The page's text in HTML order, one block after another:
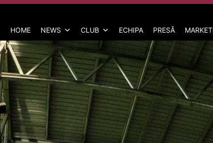
HOME NEWS CLUB ECHIPA PRESĂ